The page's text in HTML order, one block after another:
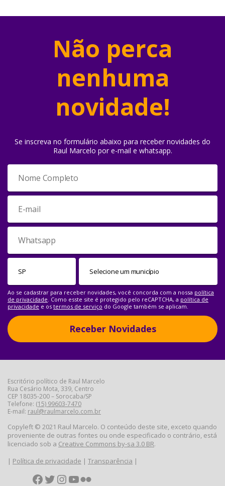
Não perca
nenhuma
novidade!
Se inscreva no formulário abaixo para receber novidades do
Raul Marcelo por e-mail e whatsapp.
Ao se cadastrar para receber novidades, você concorda com a nossa política
de privacidade. Como esste site é protegido pelo reCAPTCHA, a política de
privacidade e os termos de serviço do Google também se aplicam.
Receber Novidades
Escritório político de Raul Marcelo
Rua Cesário Mota, 339, Centro
CEP 18035-200 – Sorocaba/SP
Telefone: (15) 99603-7470
E-mail: raul@raulmarcelo.com.br
Copyleft © 2021 Raul Marcelo. O conteúdo deste site, exceto quando
proveniente de outras fontes ou onde especificado o contrário, está
licenciado sob a Creative Commons by-sa 3.0 BR.
| Política de privacidade | Transparência |
Facebook Twitter InstagramYouTube Flickr